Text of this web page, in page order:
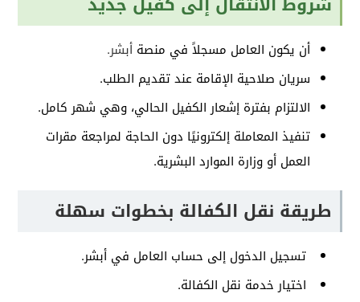
أن يكون العامل مسجلاً في منصةأبشر.
سريان صلاحية الإقامة عند تقديم الطلب.
الالتزام بفترة إشعار الكفيل الحالي، وهي شهر كامل.
تنفيذ المعاملة إلكترونيًا دون الحاجة لمراجعة مقرات
العمل أو وزارة الموارد البشرية.
طريقة نقل الكفالة بخطوات سهلة
تسجيل الدخول إلى حساب العامل في أبشر.
اختيار خدمة نقل الكفالة.